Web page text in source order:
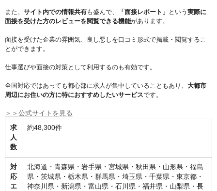
また、 サイト内での情報共有も盛んで、 「面接レポート」 という 実際に
面接を受けた方のレビューを閲覧できる機能があります。
面接を受けた企業の雰囲気、良し悪しを口コミ形式で掲載・閲覧するこ
とができます。
仕事選びや面接の対策として利用するのも有効です。
全国対応ではあっても都心部に求人が集中していることもあり、 大都市
周辺にお住いの方に特におすすめしたいサービスです。
＞＞公式サイトを見る
求
人
数
約48,300件
対
応
エ
北海道・青森県・岩手県・宮城県・秋田県・山形県・福島
県・茨城県・栃木県・群馬県・埼玉県・千葉県・東京都・
神奈川県・新潟県・富山県・石川県・福井県・山梨県・長